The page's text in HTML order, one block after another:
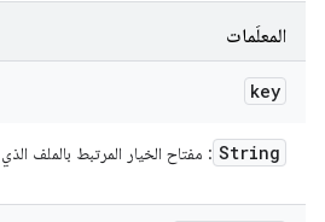
المعلَمات
key
String : مفتاح الخيار المرتبط بالملف